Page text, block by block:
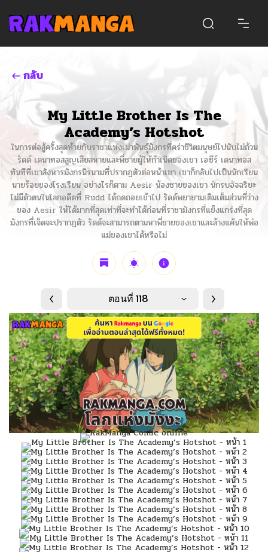
กลับ
My Little Brother Is The
Academy’s Hotshot
ในการต่อสู้ครั้งสุดท้ายกับราชาแห่งเผ่าพันธุ์มังกรที่คร่าชีวิตมนุษย์ไปนับไม่ถ้วน
รัดด์ เดนาทอสสูญเสียสหายและพี่ชายผู้ให้กำเนิดของเขา เอซีร์ เดนาทอส
ทันทีที่เขาสังหารมังกรนิรนามที่ปรากฏตัวต่อหน้าเขา เขาก็กลับไปเป็นนักเรียน
นายร้อยของโรงเรียน อย่างไรก็ตาม Aesir น้องชายของเขา นักรบอัจฉริยะ
ไม่มีตัวตนในโลกอดีตที่ Rudd ได้ถดถอยเข้าไป รัดด์พยายามเติมเต็มส่วนที่ว่าง
ของ Aesir ให้ได้มากที่สุดเท่าที่จะทำได้ก่อนที่ราชามังกรที่แข็งแกร่งที่สุด
มังกรที่เจ็ดจะปรากฏตัว รัดด์จะสามารถตามหาพี่ชายของเขาและล้างแค้นให้พ่อ
แม่ของเขาได้หรือไม่
ตอนที่ 118